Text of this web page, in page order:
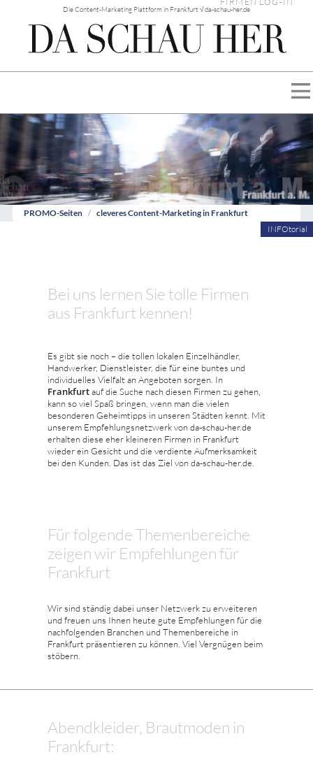
Die Content-Marketing Plattform in Frankfurt √ da-schau-her.de
PROMO-Seiten cleveres Content-Marketing in Frankfurt
INFOtorial
Bei uns lernen Sie tolle Firmen
aus Frankfurt kennen!
Es gibt sie noch – die tollen lokalen Einzelhändler,
Handwerker, Dienstleister, die für eine buntes und
individuelles Vielfalt an Angeboten sorgen. In
Frankfurtauf die Suche nach diesen Firmen zu gehen,
kann so viel Spaß bringen, wenn man die vielen
besonderen Geheimtipps in unseren Städten kennt. Mit
unserem Empfehlungsnetzwerk von da-schau-her.de
erhalten diese eher kleineren Firmen in Frankfurt
wieder ein Gesicht und die verdiente Aufmerksamkeit
bei den Kunden. Das ist das Ziel von da-schau-her.de.
Für folgende Themenbereiche
zeigen wir Empfehlungen für
Frankfurt
Wir sind ständig dabei unser Netzwerk zu erweiteren
und freuen uns Ihnen heute gute Empfehlungen für die
nachfolgenden Branchen und Themenbereiche in
Frankfurt präsentieren zu können. Viel Vergnügen beim
stöbern.
Abendkleider, Brautmoden in
Frankfurt: